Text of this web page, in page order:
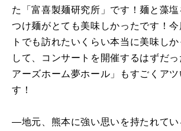
た「富喜製麺研究所」です！麺と藻
つけ麺がとても美味しかったです！
トでも訪れたいくらい本当に美味し
して、コンサートを開催するはずだ
アーズホーム夢ホール」もすごくア
す！
―地元、熊本に強い思いを持たれてい